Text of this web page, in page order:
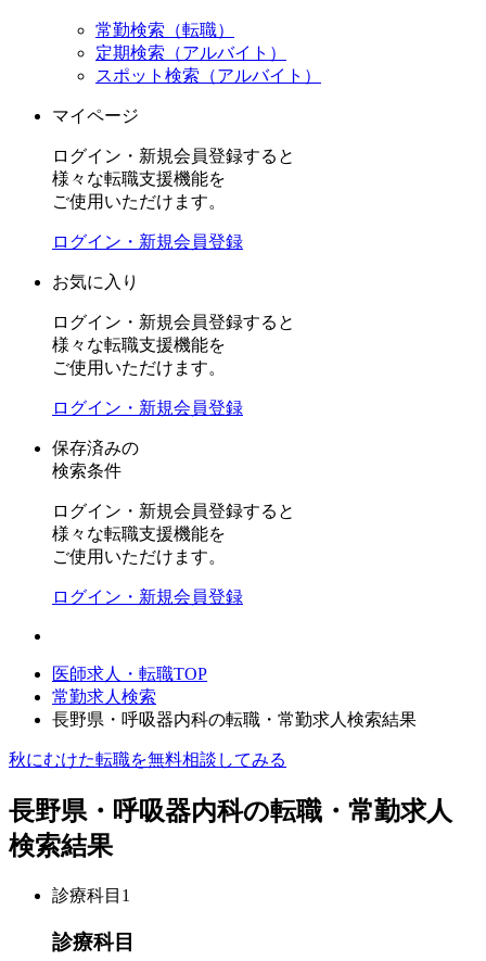
常勤検索（転職）
定期検索（アルバイト）
スポット検索（アルバイト）
マイページ
ログイン・新規会員登録すると
様々な転職支援機能を
ご使用いただけます。
ログイン・新規会員登録
お気に入り
ログイン・新規会員登録すると
様々な転職支援機能を
ご使用いただけます。
ログイン・新規会員登録
保存済みの
検索条件
ログイン・新規会員登録すると
様々な転職支援機能を
ご使用いただけます。
ログイン・新規会員登録
医師求人・転職TOP
常勤求人検索
長野県・呼吸器内科の転職・常勤求人検索結果
秋にむけた転職を無料相談してみる
長野県・呼吸器内科の転職・常勤求人
検索結果
診療科目 1
診療科目